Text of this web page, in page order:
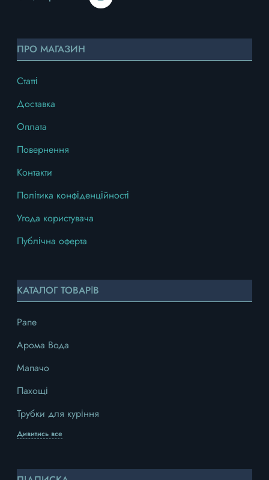
ПРО МАГАЗИН
Статті
Доставка
Оплата
Повернення
Контакти
Політика конфіденційності
Угода користувача
Публічна оферта
КАТАЛОГ ТОВАРІВ
Рапе
Арома Вода
Мапачо
Пахощі
Трубки для куріння
Дивитись все